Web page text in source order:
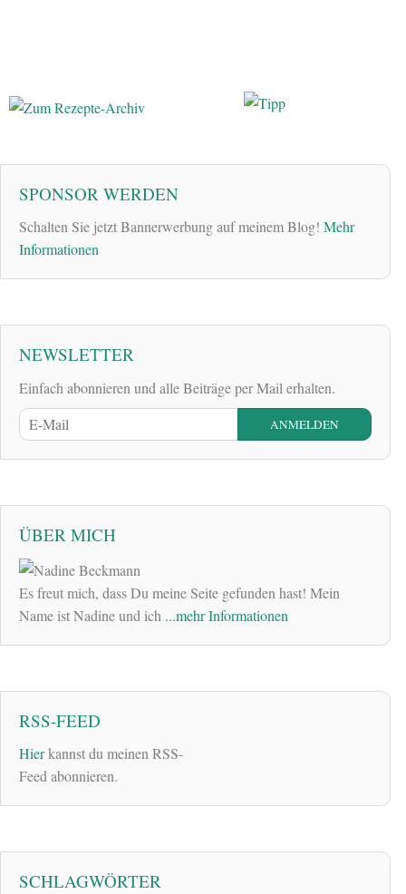
SPONSOR WERDEN
Schalten Sie jetzt Bannerwerbung auf meinem Blog! Mehr
Informationen
NEWSLETTER
Einfach abonnieren und alle Beiträge per Mail erhalten.
ÜBER MICH
Es freut mich, dass Du meine Seite gefunden hast! Mein
Name ist Nadine und ich ...mehr Informationen
RSS-FEED
Hierkannst du meinen RSS-
Feed abonnieren.
SCHLAGWÖRTER